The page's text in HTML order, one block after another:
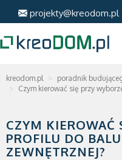
projekty@kreodom.pl
kreodom.pl poradnik
Czym kierować się przy
CZYM KIEROWAĆ
PROFILU DO
ZEWNĘTRZNEJ?